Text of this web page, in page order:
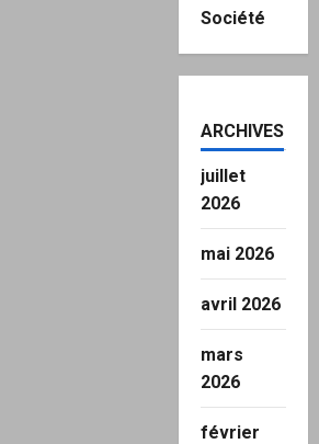
Société
ARCHIVES
juillet
2026
mai 2026
avril 2026
mars
2026
février